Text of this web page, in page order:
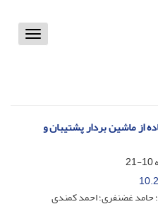
Toggle
از ماشین بردار پشتیبان و
10-21
غضنفری؛ احمد کمندی